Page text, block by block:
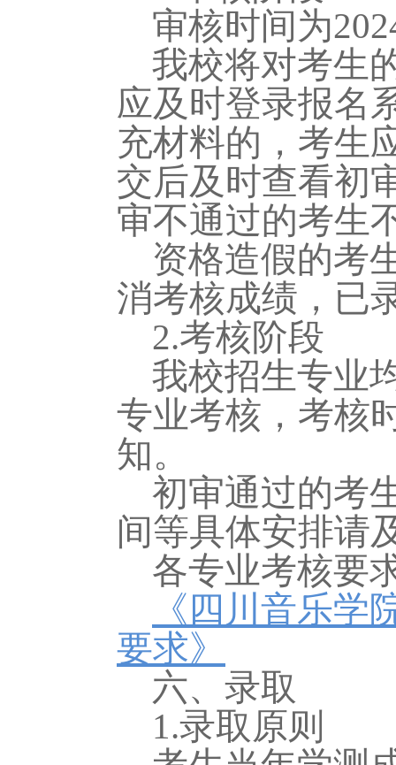
审核时间为
我校将对考生
应及时登录报名
充材料的，考生
交后及时查看初
审不通过的考生
资格造假的考
消考核成绩，已
2.考核阶段
我校招生专业
专业考核，考核
知。
初审通过的考
间等具体安排请
各专业考核要
《四川音乐学
要求》
六、录取
1.录取原则